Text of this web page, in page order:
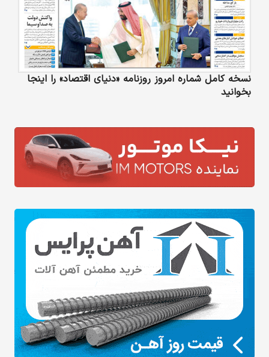
نسخه کامل شماره امروز روزنامه «دنیای‌ اقتصاد» را اینجا
بخوانید